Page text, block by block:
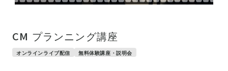
CM プランニング講座
オンラインライブ配信 無料体験講座・説明会